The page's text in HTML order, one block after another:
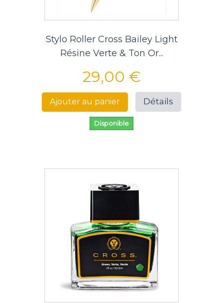
Stylo Roller Cross Bailey Light
Résine Verte & Ton Or...
29,00 €
Ajouter au panier Détails
Disponible